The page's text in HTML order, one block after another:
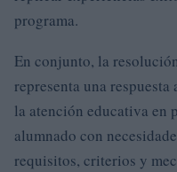
programa.
En conjunto, la
representa una
la atención educativa en
alumnado con
requisitos, criterios y